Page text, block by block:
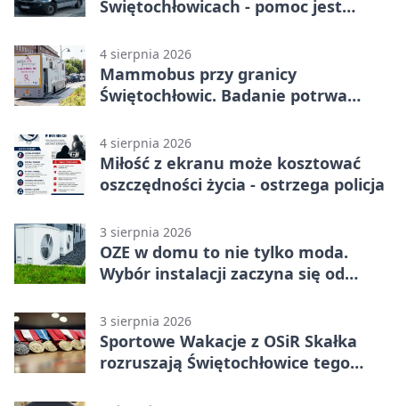
Świętochłowicach - pomoc jest
4 sierpnia 2026
Mammobus przy granicy
Świętochłowic. Badanie potrwa
4 sierpnia 2026
Miłość z ekranu może kosztować
oszczędności życia - ostrzega policja
3 sierpnia 2026
OZE w domu to nie tylko moda.
Wybór instalacji zaczyna się od
3 sierpnia 2026
Sportowe Wakacje z OSiR Skałka
rozruszają Świętochłowice tego